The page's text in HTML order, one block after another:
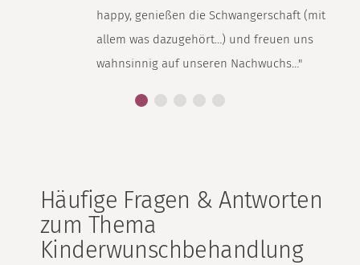
happy, genießen die Schwangerschaft (mit
allem was dazugehört…) und freuen uns
wahnsinnig auf unseren Nachwuchs…"
Häufige Fragen & Antworten
zum Thema
Kinderwunschbehandlung